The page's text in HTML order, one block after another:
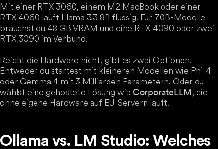
Mit einer RTX 3060, einem M2 MacBook oder einer
RTX 4060 läuft Llama 3.3 8B flüssig. Für 70B-Modelle
brauchst du 48 GB VRAM und eine RTX 4090 oder zwei
RTX 3090 im Verbund.
Reicht die Hardware nicht, gibt es zwei Optionen.
Entweder du startest mit kleineren Modellen wie Phi-4
oder Gemma 4 mit 3 Milliarden Parametern. Oder du
wählst eine gehostete Lösung wie CorporateLLM, die
ohne eigene Hardware auf EU-Servern läuft.
Ollama vs. LM Studio: Welches